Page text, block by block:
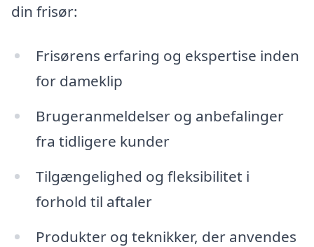
din frisør:
Frisørens erfaring og ekspertise inden
for dameklip
Brugeranmeldelser og anbefalinger
fra tidligere kunder
Tilgængelighed og fleksibilitet i
forhold til aftaler
Produkter og teknikker, der anvendes